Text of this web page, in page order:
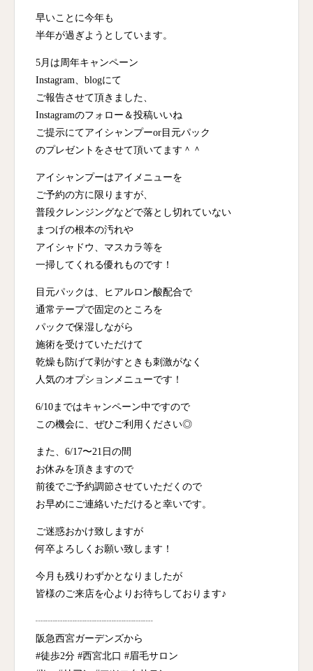
早いことに今年も
半年が過ぎようとしています。
5月は周年キャンペーン
Instagram、blogにて
ご報告させて頂きました、
Instagramのフォロー＆投稿いいね
ご提示にてアイシャンプーor目元パック
のプレゼントをさせて頂いてます＾＾
アイシャンプーはアイメニューを
ご予約の方に限りますが、
普段クレンジングなどで落とし切れていない
まつげの根本の汚れや
アイシャドウ、マスカラ等を
一掃してくれる優れものです！
目元パックは、ヒアルロン酸配合で
通常テープで固定のところを
パックで保湿しながら
施術を受けていただけて
乾燥も防げて剥がすときも刺激がなく
人気のオプションメニューです！
6/10まではキャンペーン中ですので
この機会に、ぜひご利用ください◎
また、6/17〜21日の間
お休みを頂きますので
前後でご予約調節させていただくので
お早めにご連絡いただけると幸いです。
ご迷惑おかけ致しますが
何卒よろしくお願い致します！
今月も残りわずかとなりましたが
皆様のご来店を心よりお待ちしております♪
┈┈┈┈┈┈┈┈┈┈┈┈
阪急西宮ガーデンズから
#徒歩2分 #西宮北口 #眉毛サロン